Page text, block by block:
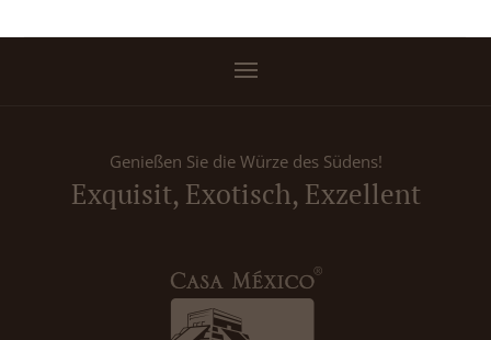
Genießen Sie die Würze des Südens!
Exquisit, Exotisch, Exzellent